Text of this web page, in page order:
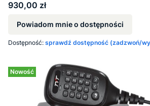
Cena
930,00 zł
Powiadom mnie o dostępności
Dostępność: sprawdź dostępność (zadzwoń/
Nowość